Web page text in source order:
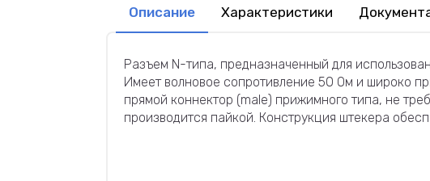
Описание Характеристики
Разъем N-типа, предназначенный для
Имеет волновое сопротивление 50 Ом и широко
прямой коннектор (male) прижимного типа, не
производится пайкой. Конструкция штекера